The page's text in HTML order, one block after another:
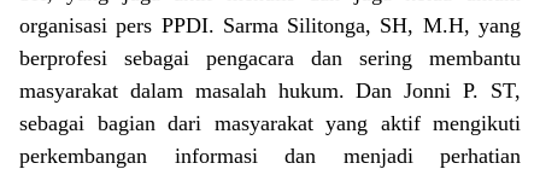
organisasi pers PPDI. Sarma Silitonga, SH, M.H, yang
berprofesi sebagai pengacara dan sering membantu
masyarakat dalam masalah hukum. Dan Jonni P. ST,
sebagai bagian dari masyarakat yang aktif mengikuti
perkembangan informasi dan menjadi perhatian